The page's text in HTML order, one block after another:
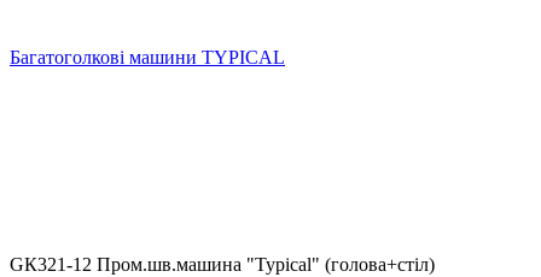
Багатоголкові машини TYPICAL
GК321-12 Пром.шв.машина "Typical" (голова+стіл)